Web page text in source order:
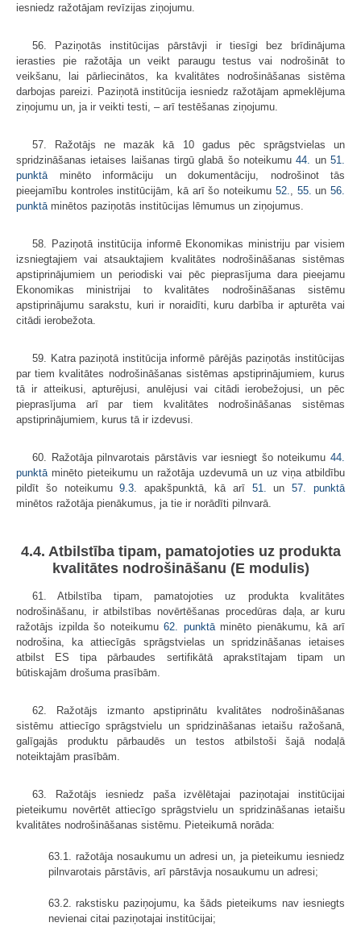
iesniedz ražotājam revīzijas ziņojumu.
56. Paziņotās institūcijas pārstāvji ir tiesīgi bez brīdinājuma
ierasties pie ražotāja un veikt paraugu testus vai nodrošināt to
veikšanu, lai pārliecinātos, ka kvalitātes nodrošināšanas sistēma
darbojas pareizi. Paziņotā institūcija iesniedz ražotājam apmeklējuma
ziņojumu un, ja ir veikti testi, – arī testēšanas ziņojumu.
57. Ražotājs ne mazāk kā 10 gadus pēc sprāgstvielas un
spridzināšanas ietaises laišanas tirgū glabā šo noteikumu44. un51.
punktā minēto informāciju un dokumentāciju, nodrošinot tās
pieejamību kontroles institūcijām, kā arī šo noteikumu 52. 55.un56.
punktā minētos paziņotās institūcijas lēmumus un ziņojumus.
58. Paziņotā institūcija informē Ekonomikas ministriju par visiem
izsniegtajiem vai atsauktajiem kvalitātes nodrošināšanas sistēmas
apstiprinājumiem un periodiski vai pēc pieprasījuma dara pieejamu
Ekonomikas ministrijai to kvalitātes nodrošināšanas sistēmu
apstiprinājumu sarakstu, kuri ir noraidīti, kuru darbība ir apturēta vai
citādi ierobežota.
59. Katra paziņotā institūcija informē pārējās paziņotās institūcijas
par tiem kvalitātes nodrošināšanas sistēmas apstiprinājumiem, kurus
tā ir atteikusi, apturējusi, anulējusi vai citādi ierobežojusi, un pēc
pieprasījuma arī par tiem kvalitātes nodrošināšanas sistēmas
apstiprinājumiem, kurus tā ir izdevusi.
60. Ražotāja pilnvarotais pārstāvis var iesniegt šo noteikumu 44.
punktā minēto pieteikumu un ražotāja uzdevumā un uz viņa atbildību
pildīt šo noteikumu9.3 . apakšpunktā, kā arī 51.un57. punktā
minētos ražotāja pienākumus, ja tie ir norādīti pilnvarā.
4.4. Atbilstība tipam, pamatojoties uz produkta
kvalitātes nodrošināšanu (E modulis)
61. Atbilstība tipam, pamatojoties uz produkta kvalitātes
nodrošināšanu, ir atbilstības novērtēšanas procedūras daļa, ar kuru
ražotājs izpilda šo noteikumu62. punktāminēto pienākumu, kā arī
nodrošina, ka attiecīgās sprāgstvielas un spridzināšanas ietaises
atbilst ES tipa pārbaudes sertifikātā aprakstītajam tipam un
būtiskajām drošuma prasībām.
62. Ražotājs izmanto apstiprinātu kvalitātes nodrošināšanas
sistēmu attiecīgo sprāgstvielu un spridzināšanas ietaišu ražošanā,
galīgajās produktu pārbaudēs un testos atbilstoši šajā nodaļā
noteiktajām prasībām.
63. Ražotājs iesniedz paša izvēlētajai paziņotajai institūcijai
pieteikumu novērtēt attiecīgo sprāgstvielu un spridzināšanas ietaišu
kvalitātes nodrošināšanas sistēmu. Pieteikumā norāda:
63.1. ražotāja nosaukumu un adresi un, ja pieteikumu iesniedz
pilnvarotais pārstāvis, arī pārstāvja nosaukumu un adresi;
63.2. rakstisku paziņojumu, ka šāds pieteikums nav iesniegts
nevienai citai paziņotajai institūcijai;